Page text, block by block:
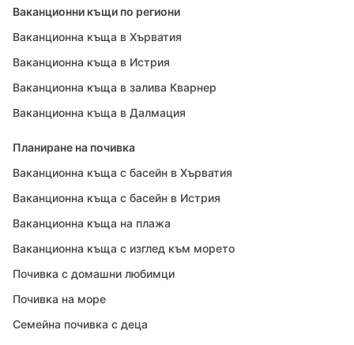
Ваканционни къщи по региони
Ваканционна къща в Хърватия
Ваканционна къща в Истрия
Ваканционна къща в залива Кварнер
Ваканционна къща в Далмация
Планиране на почивка
Ваканционна къща с басейн в Хърватия
Ваканционна къща с басейн в Истрия
Ваканционна къща на плажа
Ваканционна къща с изглед към морето
Почивка с домашни любимци
Почивка на море
Семейна почивка с деца